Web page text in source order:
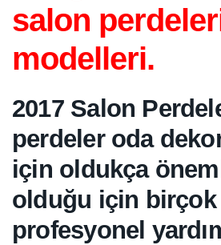
salon
modelleri.
2017 Salon
perdeler oda
için oldukça
olduğu için birçok
profesyonel